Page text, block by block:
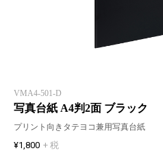
VMA4-501-D
写真台紙 A4判2面 ブラック
プリント向きタテヨコ兼用写真台紙
¥1,800 + 税